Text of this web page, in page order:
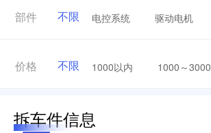
部件 不限 电控系统 驱动电机
价格 不限 1000以内 1000～
拆车件信息